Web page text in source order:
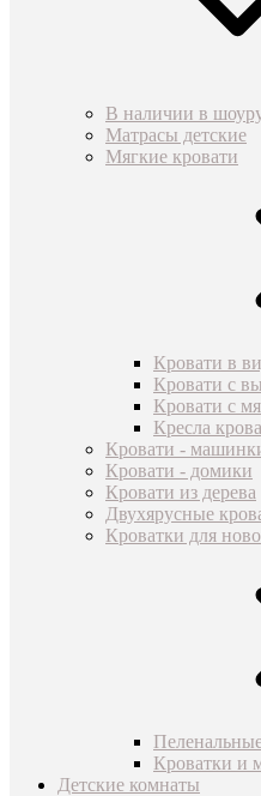
В наличии в
Матрасы детские
Мягкие кровати
Кровати в
Кровати с
Кровати с
Кресла
Кровати -
Кровати - домики
Кровати из дерева
Двухярусные
Кроватки для
Кроватки и
Детские комнаты